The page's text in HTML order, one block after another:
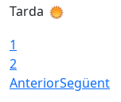
Tarda
1
2
AnteriorSegüent